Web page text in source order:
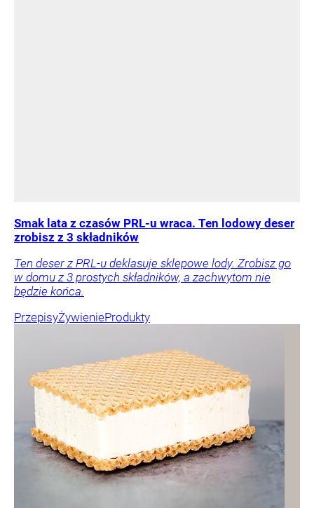
Smak lata z czasów PRL-u wraca. Ten lodowy deser
zrobisz z 3 składników
Ten deser z PRL-u deklasuje sklepowe lody. Zrobisz go
w domu z 3 prostych składników, a zachwytom nie
będzie końca.
PrzepisyŻywienieProdukty